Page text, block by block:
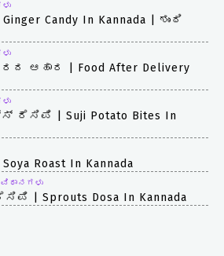
Candy In Kannada | ಶುಂಠಿ
ಆಹಾರ | Food After Delivery
ರೆಸಿಪಿ | Suji Potato Bites In
Roast In Kannada
| Sprouts Dosa In Kannada